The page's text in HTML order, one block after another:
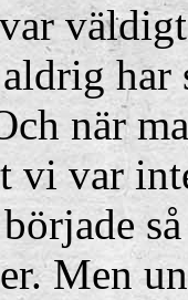
har
när
vi var
Men